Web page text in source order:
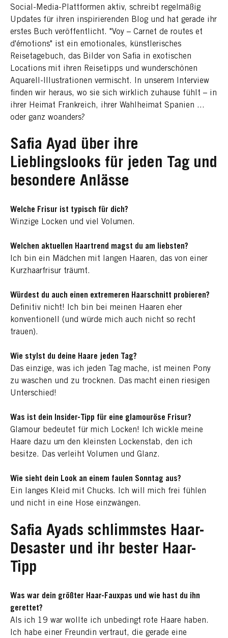
Social-Media-Plattformen aktiv, schreibt regelmäßig
Updates für ihren inspirierenden Blog und hat gerade ihr
erstes Buch veröffentlicht. "Voy – Carnet de routes et
d'émotions" ist ein emotionales, künstlerisches
Reisetagebuch, das Bilder von Safia in exotischen
Locations mit ihren Reisetipps und wunderschönen
Aquarell-Illustrationen vermischt. In unserem Interview
finden wir heraus, wo sie sich wirklich zuhause fühlt – in
ihrer Heimat Frankreich, ihrer Wahlheimat Spanien ...
oder ganz woanders?
Safia Ayad über ihre
Lieblingslooks für jeden Tag und
besondere Anlässe
Welche Frisur ist typisch für dich?
Winzige Locken und viel Volumen.
Welchen aktuellen Haartrend magst du am liebsten?
Ich bin ein Mädchen mit langen Haaren, das von einer
Kurzhaarfrisur träumt.
Würdest du auch einen extremeren Haarschnitt probieren?
Definitiv nicht! Ich bin bei meinen Haaren eher
konventionell (und würde mich auch nicht so recht
trauen).
Wie stylst du deine Haare jeden Tag?
Das einzige, was ich jeden Tag mache, ist meinen Pony
zu waschen und zu trocknen. Das macht einen riesigen
Unterschied!
Was ist dein Insider-Tipp für eine glamouröse Frisur?
Glamour bedeutet für mich Locken! Ich wickle meine
Haare dazu um den kleinsten Lockenstab, den ich
besitze. Das verleiht Volumen und Glanz.
Wie sieht dein Look an einem faulen Sonntag aus?
Ein langes Kleid mit Chucks. Ich will mich frei fühlen
und nicht in eine Hose einzwängen.
Safia Ayads schlimmstes Haar-
Desaster und ihr bester Haar-
Tipp
Was war dein größter Haar-Fauxpas und wie hast du ihn
gerettet?
Als ich 19 war wollte ich unbedingt rote Haare haben.
Ich habe einer Freundin vertraut, die gerade eine